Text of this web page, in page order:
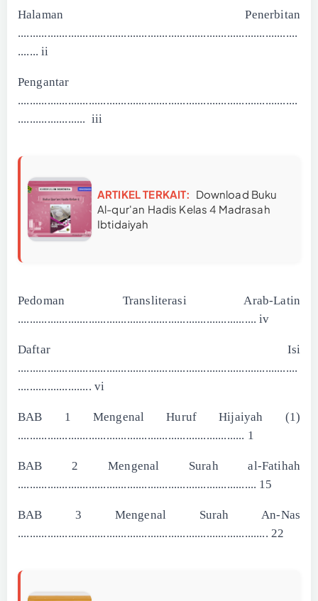
Halaman Penerbitan
...............................................................................................
....... ii
Pengantar
...............................................................................................
....................... iii
ARTIKEL TERKAIT: Download Buku
Al-qur'an Hadis Kelas 4 Madrasah
Ibtidaiyah
Pedoman Transliterasi Arab-Latin
................................................................................. iv
Daftar Isi
...............................................................................................
......................... vi
BAB 1 Mengenal Huruf Hijaiyah (1)
............................................................................. 1
BAB 2 Mengenal Surah al-Fatihah
................................................................................. 15
BAB 3 Mengenal Surah An-Nas
..................................................................................... 22